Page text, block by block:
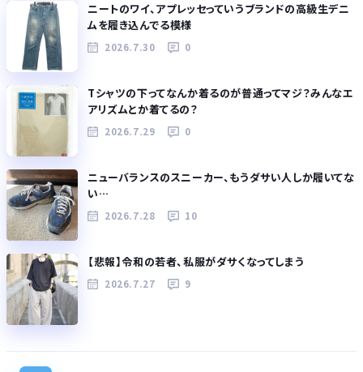
ニートのワイ、アプレッセっていうブランドの高級生デニ
ムを履き込んでる模様
2026.7.30 0
Tシャツの下ってなんか着るのが普通ってマジ？みんなエ
アリズムとか着てるの？
2026.7.29 0
ニューバランスのスニーカー、もうダサい人しか履いてな
い…
2026.7.28 10
【悲報】令和の若者、私服がダサくなってしまう
2026.7.27 9